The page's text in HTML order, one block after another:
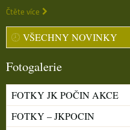
Čtěte více
VŠECHNY NOVINKY
Fotogalerie
FOTKY JK POČIN AKCE
FOTKY – JKPOCIN